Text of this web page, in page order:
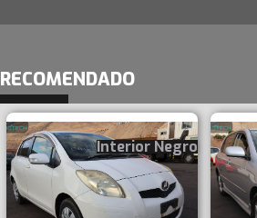
RECOMENDADO
Interior Negro